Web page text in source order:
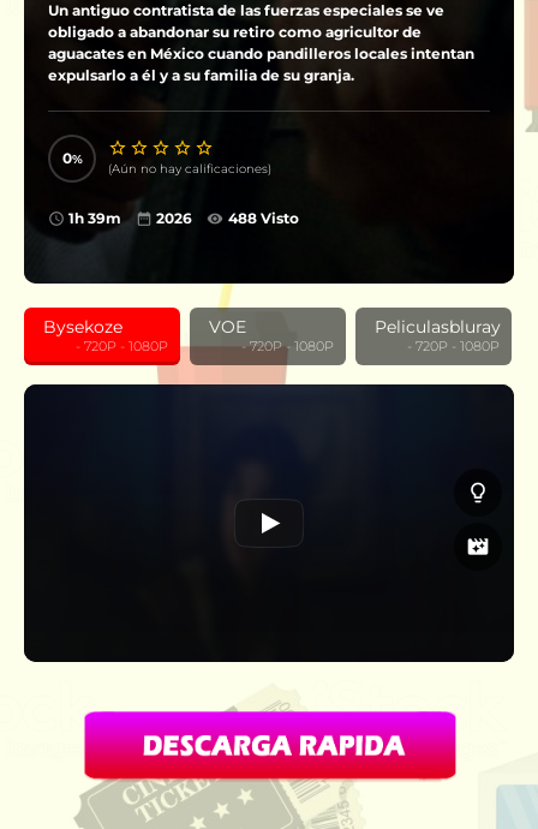
Un antiguo contratista de las fuerzas especiales se ve
obligado a abandonar su retiro como agricultor de
aguacates en México cuando pandilleros locales intentan
expulsarlo a él y a su familia de su granja.
0
(Aún no hay calificaciones)
1h 39m 2026 488 Visto
Bysekoze
‎ ‎ ‎ ‎ ‎ ‎ ‎ ‎ ‎ - 720P - 1080P
VOE
‎ ‎ ‎ ‎ ‎ ‎ ‎ ‎ ‎ - 720P - 1080P
Peliculasbluray
‎ ‎ ‎ ‎ ‎ ‎ ‎ ‎ ‎ - 720P - 1080P